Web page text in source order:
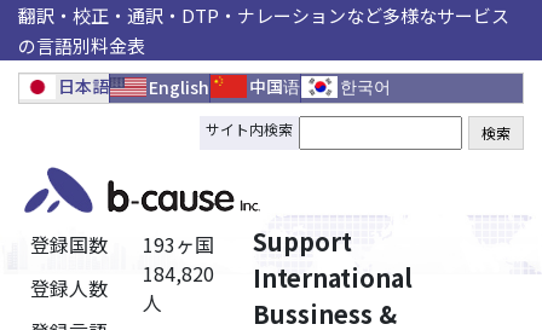
翻訳・校正・通訳・DTP・ナレーションなど多様なサービス
の言語別料金表